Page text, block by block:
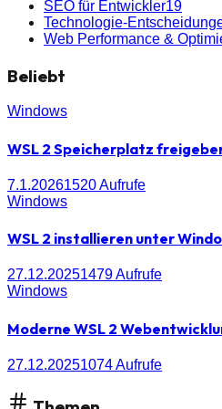
SEO für Entwickler19
Technologie-
Web Performance &
Beliebt
Windows
WSL 2 Speicherplatz
7.1.20261520Aufrufe
Windows
WSL 2 installieren unter
27.12.20251479Aufrufe
Windows
Moderne WSL 2
27.12.20251074Aufrufe